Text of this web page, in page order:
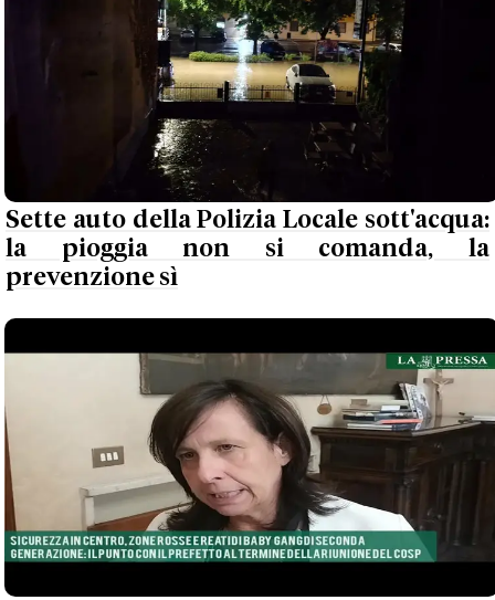
Sette auto della Polizia Locale sott'acqua:
la pioggia non si comanda, la
prevenzione sì